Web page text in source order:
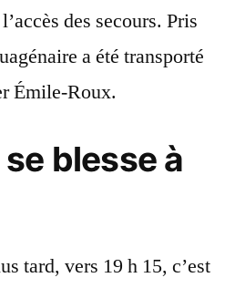
des secours. Pris
a été transporté
Émile-Roux.
blesse à
tard, vers 19 h 15, c’est